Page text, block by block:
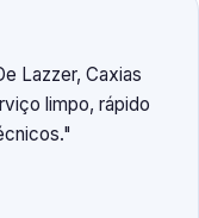
Lazzer, Caxias
limpo, rápido